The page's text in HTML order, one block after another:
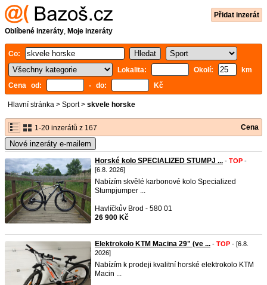
Přidat inzerát
Oblíbené inzeráty, Moje inzeráty
Co:
Lokalita:
Okolí:
km
Cena od:
- do: Kč
Hlavní stránka > Sport> skvele horske
1-20 inzerátů z 167 Cena
Nové inzeráty e-mailem
Horské kolo SPECIALIZED STUMPJ ... - TOP -
[6.8. 2026]
Nabízím skvělé karbonové kolo Specialized
Stumpjumper ...
Havlíčkův Brod - 580 01
26 900 Kč
Elektrokolo KTM Macina 29" (ve ... - TOP - [6.8.
2026]
Nabízím k prodeji kvalitní horské elektrokolo KTM
Macin ...